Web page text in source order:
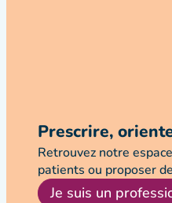
Prescrire,
Retrouvez notre
patients ou proposer
Je suis un